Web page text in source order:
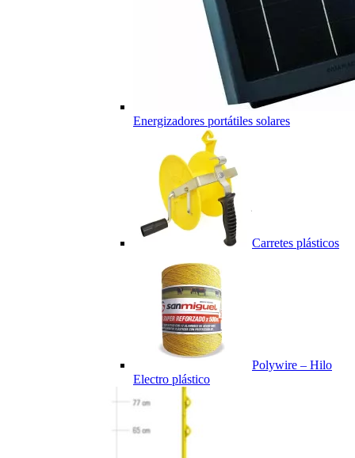
Energizadores portátiles solares
Carretes plásticos
Polywire – Hilo
Electro plástico